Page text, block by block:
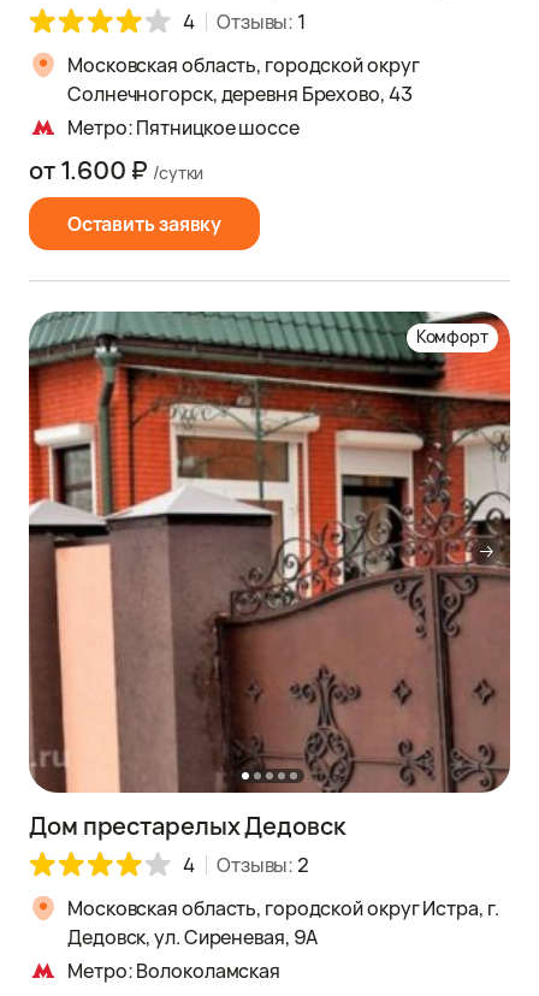
4 Отзывы: 1
Московская область, городской округ
Солнечногорск, деревня Брехово, 43
Метро: Пятницкое шоссе
Оставить заявку
от 1.600 ₽ /сутки
Комфорт
Дом престарелых Дедовск
4 Отзывы: 2
Московская область, городской округ Истра, г.
Дедовск, ул. Сиреневая, 9А
Метро: Волоколамская